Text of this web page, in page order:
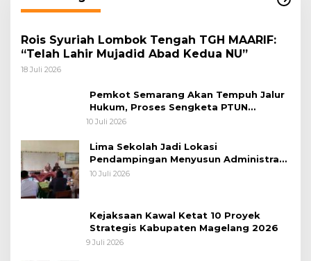
Rois Syuriah Lombok Tengah TGH MAARIF:
“Telah Lahir Mujadid Abad Kedua NU”
18 Juli 2026
Pemkot Semarang Akan Tempuh Jalur
Hukum, Proses Sengketa PTUN
Pemberhentian Direksi PDAM Tirta
10 Juli 2026
Lima Sekolah Jadi Lokasi
Pendampingan Menyusun Administrasi
Pembelajaran Berbasis Lingkungan
10 Juli 2026
Kejaksaan Kawal Ketat 10 Proyek
Strategis Kabupaten Magelang 2026
9 Juli 2026